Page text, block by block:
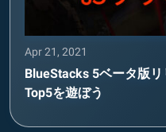
Apr 21, 2021
BlueStacks 5ベータ版
Top5を遊ぼう